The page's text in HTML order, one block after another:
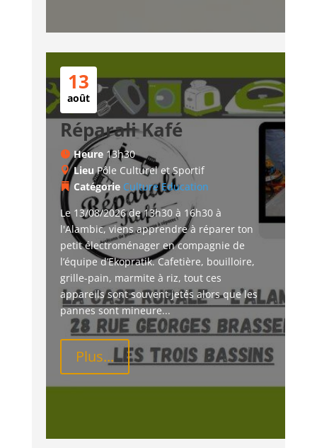
13
août
Réparali Kafé
Heure 13h30
LieuPôle Culturel et Sportif
Catégorie Culture Education
Le 13/08/2026 de 13h30 à 16h30 à
l'Alambic, viens apprendre à réparer ton
petit électroménager en compagnie de
l’équipe d’Ekopratik. Cafetière, bouilloire,
grille-pain, marmite à riz, tout ces
appareils sont souvent jetés alors que les
pannes sont mineure...
Plus...